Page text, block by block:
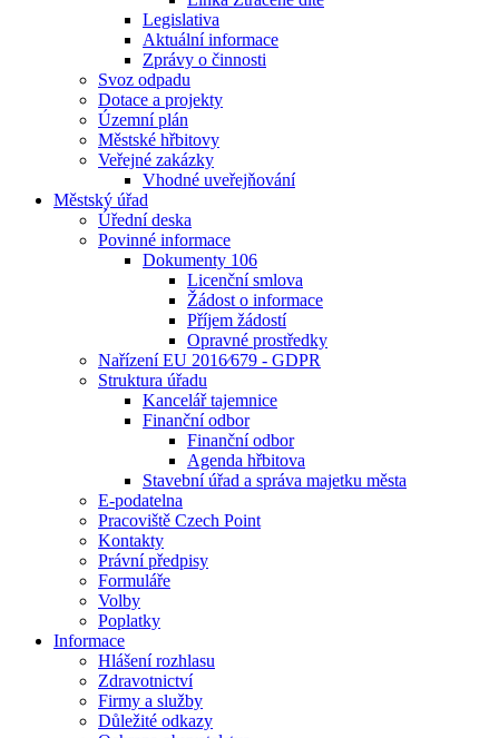
Legislativa
Aktuální informace
Zprávy o činnosti
Svoz odpadu
Dotace a projekty
Územní plán
Městské hřbitovy
Veřejné zakázky
Vhodné uveřejňování
Městský úřad
Úřední deska
Povinné informace
Dokumenty 106
Licenční smlova
Žádost o informace
Příjem žádostí
Opravné prostředky
Nařízení EU 2016⁄679 - GDPR
Struktura úřadu
Kancelář tajemnice
Finanční odbor
Finanční odbor
Agenda hřbitova
Stavební úřad a správa majetku města
E-podatelna
Pracoviště Czech Point
Kontakty
Právní předpisy
Formuláře
Volby
Poplatky
Informace
Hlášení rozhlasu
Zdravotnictví
Firmy a služby
Důležité odkazy